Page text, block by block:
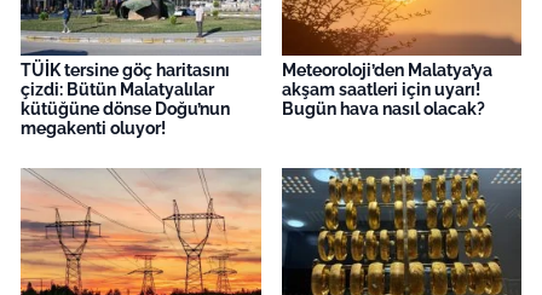
TÜİK tersine göç haritasını
çizdi: Bütün Malatyalılar
kütüğüne dönse Doğu’nun
megakenti oluyor!
Meteoroloji’den Malatya’ya
akşam saatleri için uyarı!
Bugün hava nasıl olacak?